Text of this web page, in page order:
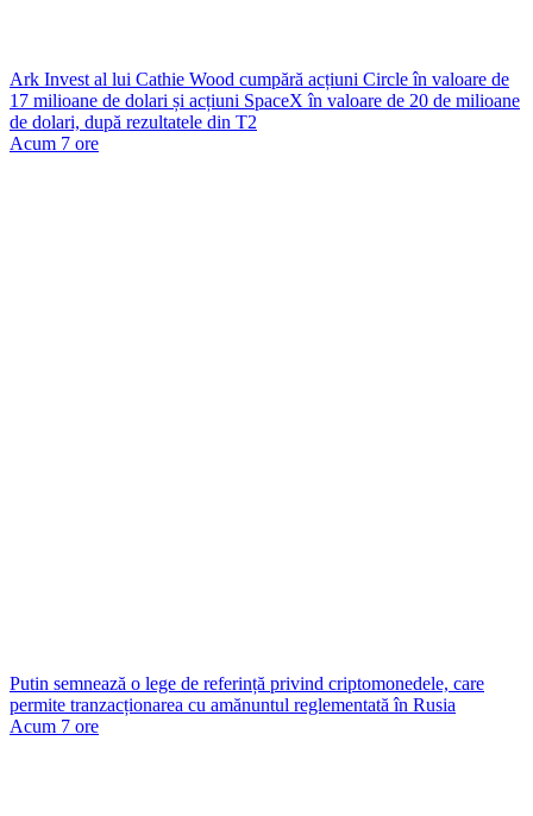
Ark Invest al lui Cathie Wood cumpără acțiuni Circle în valoare de
17 milioane de dolari și acțiuni SpaceX în valoare de 20 de milioane
de dolari, după rezultatele din T2
Acum 7 ore
Putin semnează o lege de referință privind criptomonedele, care
permite tranzacționarea cu amănuntul reglementată în Rusia
Acum 7 ore